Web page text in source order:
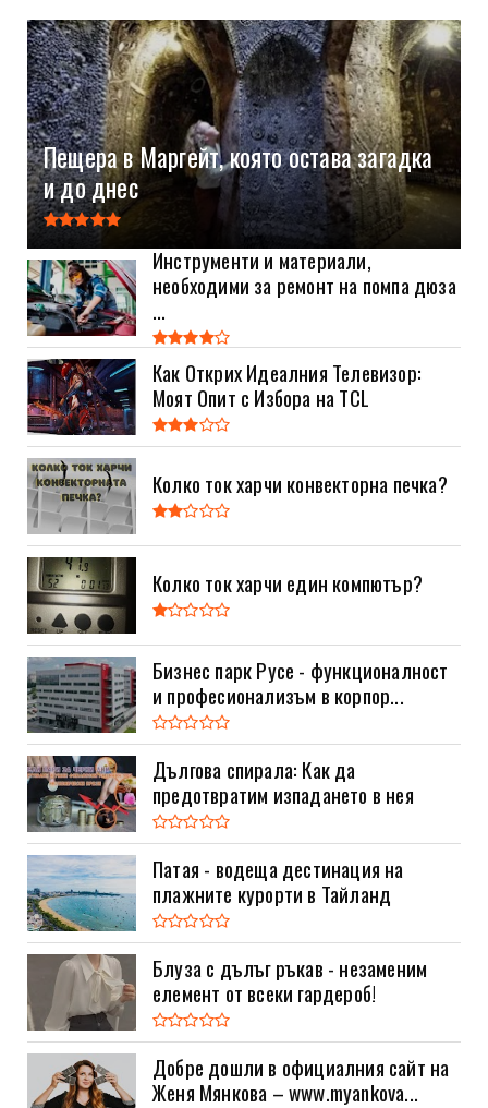
Пещера в Маргейт, която остава загадка
и до днес
Инструменти и материали,
необходими за ремонт на помпа дюза
...
Как Открих Идеалния Телевизор:
Моят Опит с Избора на TCL
Колко ток харчи конвекторна печка?
Колко ток харчи един компютър?
Бизнес парк Русе - функционалност
и професионализъм в корпор...
Дългова спирала: Как да
предотвратим изпадането в нея
Патая - водеща дестинация на
плажните курорти в Тайланд
Блуза с дълъг ръкав - незаменим
елемент от всеки гардероб!
Добре дошли в официалния сайт на
Женя Мянкова – www.myankova...